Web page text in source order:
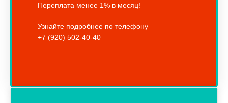
Переплата менее 1% в месяц!
Узнайте подробнее по телефону
+7 (920) 502-40-40